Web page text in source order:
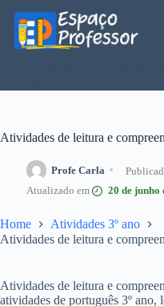
para
conteúdo
Atividades de leitura e
Profe Carla
20 de junho
Home
Atividades 3º ano
Atividades de leitura e
Atividades de leitura e
atividades de português 3º ano,